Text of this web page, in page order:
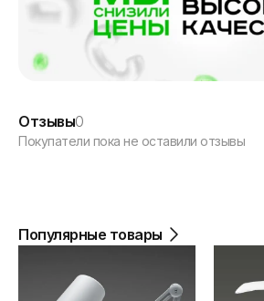
Отзывы0
Покупатели пока не оставили отзывы
Популярные товары